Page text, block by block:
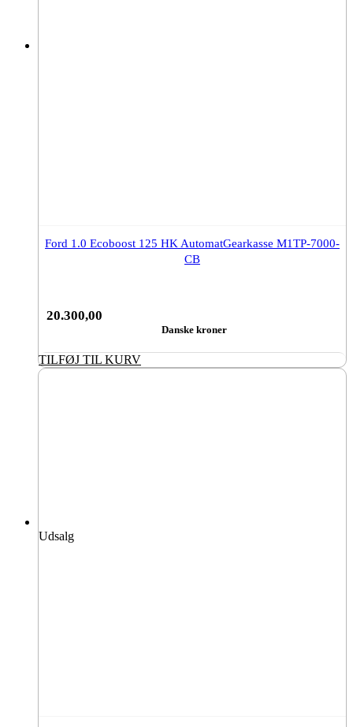
Ford 1.0 Ecoboost 125 HK AutomatGearkasse M1TP-7000-
CB
20.300,00
Danske kroner
TILFØJ TIL KURV
Udsalg